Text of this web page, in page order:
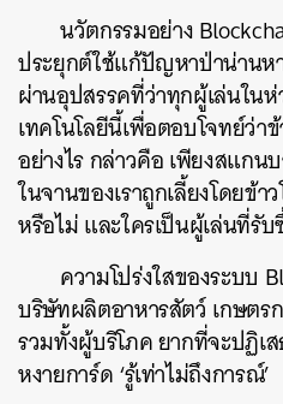
นวัตกรรมอย่าง
ประยุกต์ใช้แก้ปัญหาป่าน่านห
ผ่านอุปสรรคที่ว่าทุกผู้เล่นใน
เทคโนโลยีนี้เพื่อตอบโจทย์ว่า
อย่างไร กล่าวคือ เพียงสแกน
ในจานของเราถูกเลี้ยงโดยข้
หรือไม่ และใครเป็นผู้เล่นที่รั
ความโปร่งใสของระบบ
บริษัทผลิตอาหารสัตว์ เกษตร
รวมทั้งผู้บริโภค ยากที่จะปฏิเ
หงายการ์ด ‘รู้เท่าไม่ถึงการณ์’